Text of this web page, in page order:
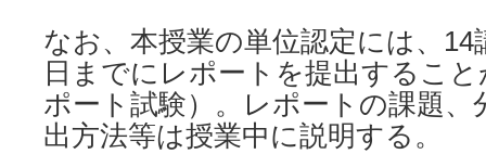
なお、本授業の単位認定には、14
日までにレポートを提出するこ
ポート試験）。レポートの課題、
出方法等は授業中に説明する。